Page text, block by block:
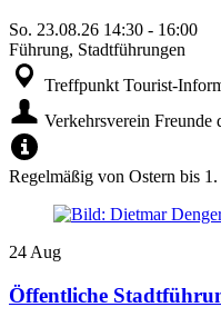
So. 23.08.26 14:30 - 16:00
Führung, Stadtführungen
Treffpunkt Tourist-
Verkehrsverein Freunde
Regelmäßig von Ostern bis
24 Aug
Öffentliche